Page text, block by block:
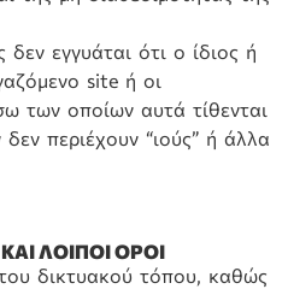
εγγυάται ότι ο ίδιος ή
site ή οι
των οποίων αυτά τίθενται
περιέχουν “ιούς” ή άλλα
ΛΟΙΠΟΙ ΟΡΟΙ
δικτυακού τόπου, καθώς